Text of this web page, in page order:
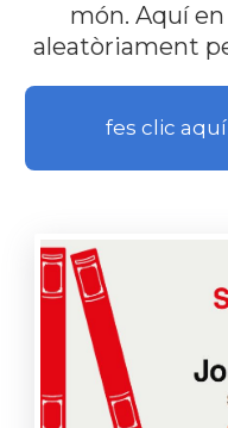
món. Aquí
aleatòriament
fes clic